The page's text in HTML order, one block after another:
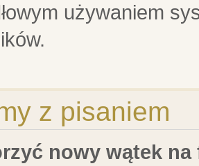
używaniem
z pisaniem
nowy wątek na